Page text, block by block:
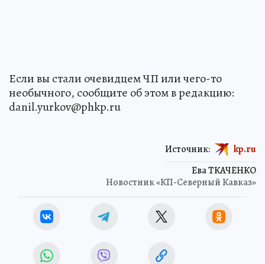
Если вы стали очевидцем ЧП или чего-то
необычного, сообщите об этом в редакцию:
danil.yurkov@phkp.ru
Ева ТКАЧЕНКО
Новостник «КП-Северный Кавказ»
Источник: kp.ru